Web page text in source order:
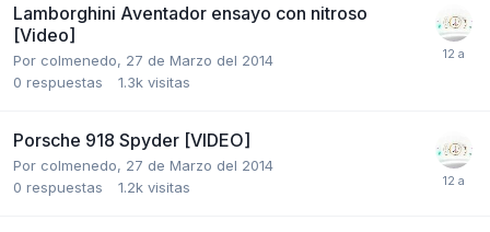
Lamborghini Aventador ensayo con nitroso
[Video]
Por colmenedo, 27 de Marzo del 2014
0 respuestas 1.3k visitas
Porsche 918 Spyder [VIDEO]
Por colmenedo, 27 de Marzo del 2014
0 respuestas 1.2k visitas